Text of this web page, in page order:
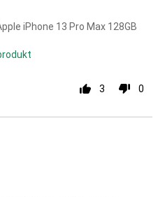
iPhone 13 Pro Max 128GB
3 0